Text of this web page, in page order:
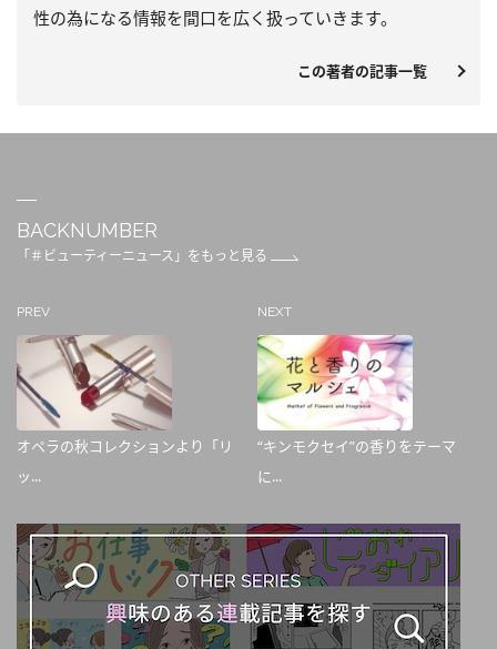
性の為になる情報を間口を広く扱っていきます。
この著者の記事一覧
BACKNUMBER
「＃ビューティーニュース」をもっと見る
PREV
オペラの秋コレクションより「リ
ッ...
NEXT
“キンモクセイ”の香りをテーマ
に...